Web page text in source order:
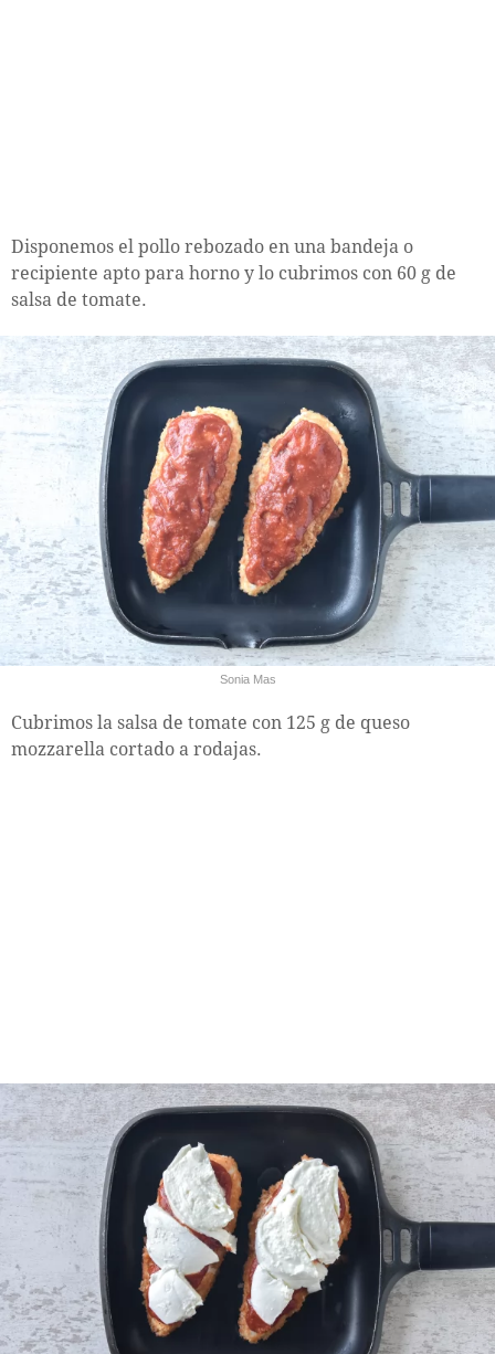
Disponemos el pollo rebozado en una bandeja o
recipiente apto para horno y lo cubrimos con 60 g de
salsa de tomate.
Sonia Mas
Cubrimos la salsa de tomate con 125 g de queso
mozzarella cortado a rodajas.